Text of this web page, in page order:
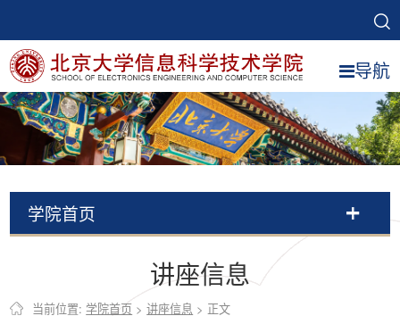
导航
学院首页
讲座信息
当前位置:学院首页 >讲座信息 > 正文